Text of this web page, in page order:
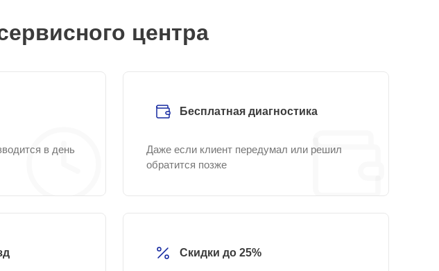
центра
в день
Бесплатная диагностика
Даже если клиент передумал или решил
обратится позже
Скидки до 25%